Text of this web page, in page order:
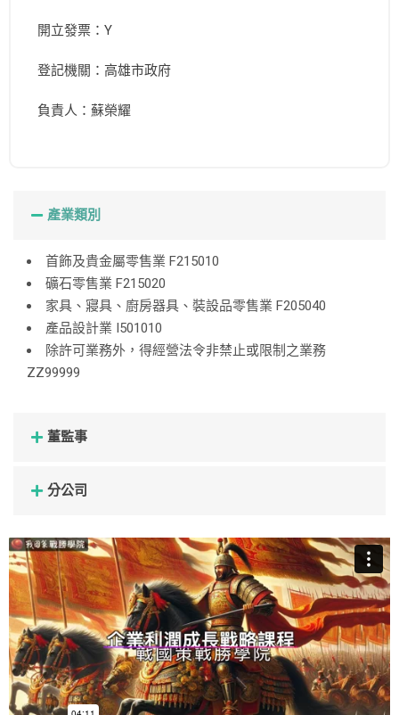
開立發票：Y
登記機關：高雄市政府
負責人：蘇榮耀
產業類別
首飾及貴金屬零售業 F215010
礦石零售業 F215020
家具、寢具、廚房器具、裝設品零售業 F205040
產品設計業 I501010
除許可業務外，得經營法令非禁止或限制之業務
ZZ99999
董監事
分公司